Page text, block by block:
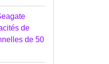
de
de 50